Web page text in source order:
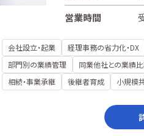
営業時間
会社設立・起業 経理事務の省力化・DX
部門別の業績管理
同業他社との業績
相続・事業承継
後継者育成 小規模